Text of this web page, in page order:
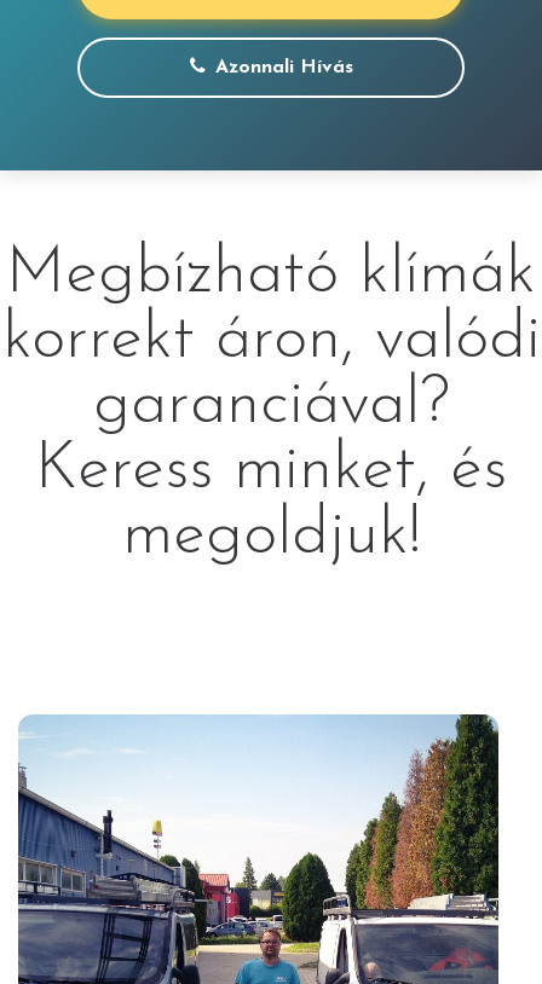
Azonnali Hívás
Megbízható klímák
korrekt áron, valódi
garanciával?
Keress minket, és
megoldjuk!